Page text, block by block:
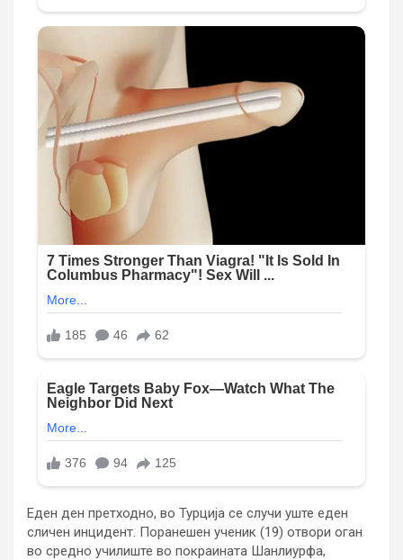
Еден ден претходно, во Турција се случи уште еден
сличен инцидент. Поранешен ученик (19) отвори оган
во средно училиште во покраината Шанлиурфа,